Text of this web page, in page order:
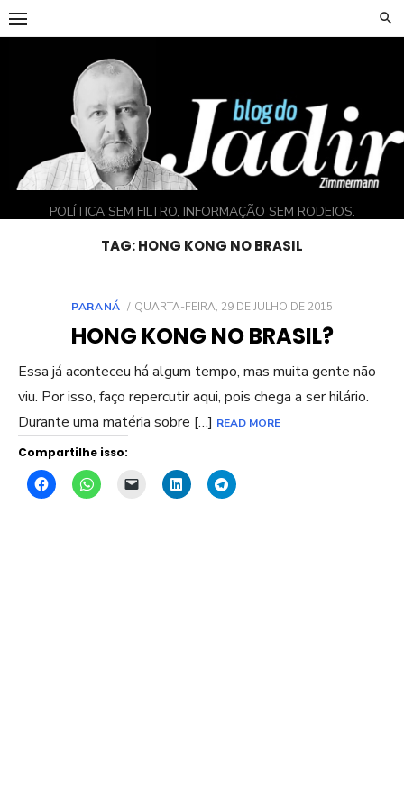
Skip
to
POLÍTICA SEM FILTRO, INFORMAÇÃO SEM RODEIOS.
TAG:HONG KONG NO BRASIL
PARANÁ
POSTED
QUARTA-FEIRA, 29 DE JULHO DE 2015
HONG KONG NO BRASIL?
Essa já aconteceu há algum tempo, mas muita gente não
viu. Por isso, faço repercutir aqui, pois chega a ser hilário.
Durante uma matéria sobre […] READ MORE
Compartilhe isso: